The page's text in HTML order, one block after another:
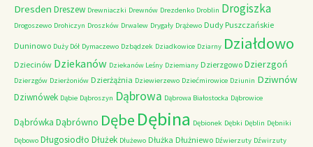
Dresden Dreszew Drewniaczki Drewnów Drezdenko Droblin Drogiszka
Drogoszewo Drohiczyn Droszków Drwalew Drygały Drążewo Dudy Puszczańskie
Duninowo Duży Dół Dymaczewo Dzbądzek Dziadkowice Dziarny Działdowo
Dziecinów Dziekanów Dziekanów Leśny Dziemiany Dzierzgowo Dzierzgoń
Dzierzgów Dzierżoniów Dzierżążnia Dziewierzewo Dziećmirowice Dziunin Dziwnów
Dziwnówek Dąbie Dąbroszyn Dąbrowa Dąbrowa Białostocka Dąbrowice
Dąbrówka Dąbrówno Dębe Dębina Dębionek Dębki Dęblin Dębniki
Dębowo Długosiodło Dłużek Dłużewo Dłużka Dłużniewo Dźwierzuty Dźwirzuty